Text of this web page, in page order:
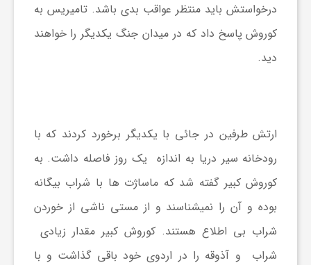
درخواستش باید منتظر عواقب بدی باشد. تامیریس به
کوروش پاسخ داد که در میدان جنگ یکدیگر را خواهند
دید.
ارتش طرفین در جائی با یکدیگر برخورد کردند که با
رودخانه سیر دریا به اندازه یک روز فاصله داشت. به
کوروش کبیر گفته شد که ماساژت ها با شراب بیگانه
بوده و آن را نمیشناسند و از مستی ناشی از خوردن
شراب بی اطلاع هستند. کوروش کبیر مقدار زیادی
شراب و آذوقه را در اردوی خود باقی گذاشت و با